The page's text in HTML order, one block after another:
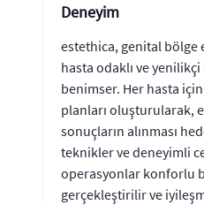
Deneyim
estethica, genital bölge
hasta odaklı ve yenilikçi
benimser. Her hasta
planları oluşturularak,
sonuçların alınması
teknikler ve deneyimli
operasyonlar konforlu
gerçekleştirilir ve